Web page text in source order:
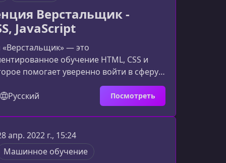
Верстальщик -
JavaScript
— это
обучение HTML, CSS и
помогает уверенно войти в сферу
Курс создан для тех, кто давно хотел
профессионально: от аккуратных
до динамичных и адаптивных
кого подходит курсОбучение будет
студентам технических
а также тем, кто уже пробовал HTML
выйти на ур
Русский Посмотреть
апр. 2022 г., 15:24
Машинное обучение